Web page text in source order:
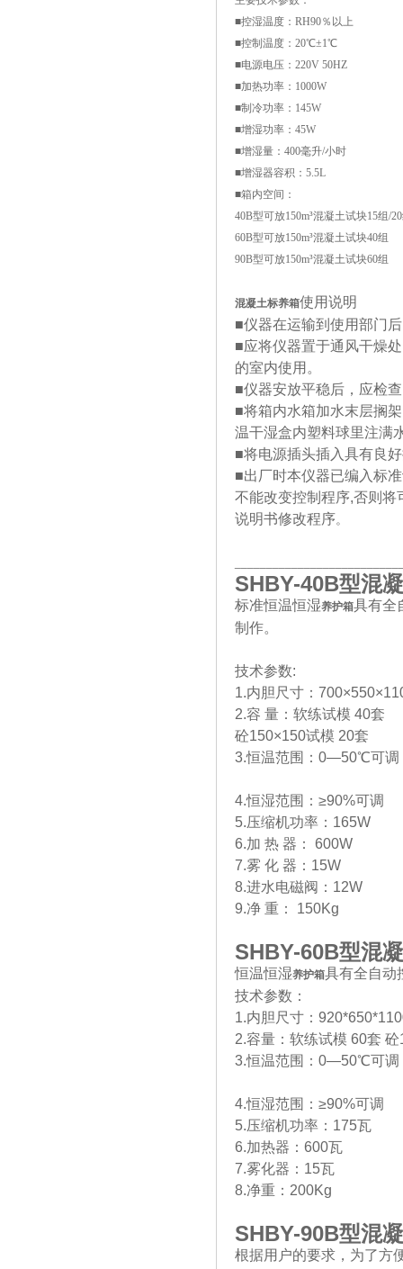
■控湿温度：RH90％以上
■控制温度：20℃±1℃
■电源电压：220V 50HZ
■加热功率：1000W
■制冷功率：145W
■增湿功率：45W
■增湿量：400毫升/小时
■增湿器容积：5.5L
■箱内空间：
40B型可放150m³混凝土试块15组/
60B型可放150m³混凝土试块40组
90B型可放150m³混凝土试块60组
混凝土标养箱使用说明
■仪器在运输到使用部门
■应将仪器置于通风干燥
的室内使用。
■仪器安放平稳后，应检
■将箱内水箱加水末层搁
温干湿盒内塑料球里注满
■将电源插头插入具有良
■出厂时本仪器已编入标
不能改变控制程序,否则
说明书修改程序。
SHBY-40B型混
标准恒温恒湿养护箱具有全
制作。
技术参数:
1.内胆尺寸：
2.容 量：软练试模 40套
砼150×150试模 20套
3.恒温范围：0—50℃可
4.恒湿范围：≥90%可调
5.压缩机功率：165W
6.加 热 器： 600W
7.雾 化 器：15W
8.进水电磁阀：12W
9.净 重： 150Kg
SHBY-60B型混
恒温恒湿养护箱具有全自动
技术参数：
1.内胆尺寸：
2.容量：软练试模 60套
3.恒温范围：0—50℃可
4.恒湿范围：≥90%可调
5.压缩机功率：175瓦
6.加热器：600瓦
7.雾化器：15瓦
8.净重：200Kg
SHBY-90B型混
根据用户的要求，为了方